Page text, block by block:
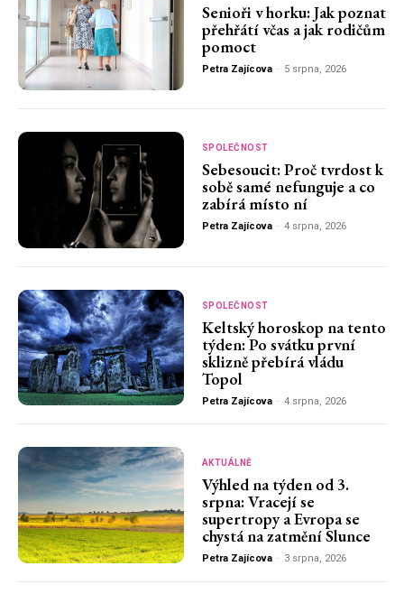
Senioři v horku: Jak poznat
přehřátí včas a jak rodičům
pomoct
Petra Zajícova - 5 srpna, 2026
SPOLEČNOST
Sebesoucit: Proč tvrdost k
sobě samé nefunguje a co
zabírá místo ní
Petra Zajícova - 4 srpna, 2026
SPOLEČNOST
Keltský horoskop na tento
týden: Po svátku první
sklizně přebírá vládu
Topol
Petra Zajícova - 4 srpna, 2026
AKTUÁLNĚ
Výhled na týden od 3.
srpna: Vracejí se
supertropy a Evropa se
chystá na zatmění Slunce
Petra Zajícova - 3 srpna, 2026